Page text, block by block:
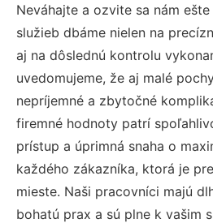
Neváhajte a ozvite sa nám
služieb dbáme nielen na
aj na dôslednú kontrolu
uvedomujeme, že aj malé
nepríjemné a zbytočné
firemné hodnoty patrí
prístup a úprimná snaha o
každého zákazníka, ktorá je
mieste. Naši pracovníci majú
bohatú prax a sú plne k vašim